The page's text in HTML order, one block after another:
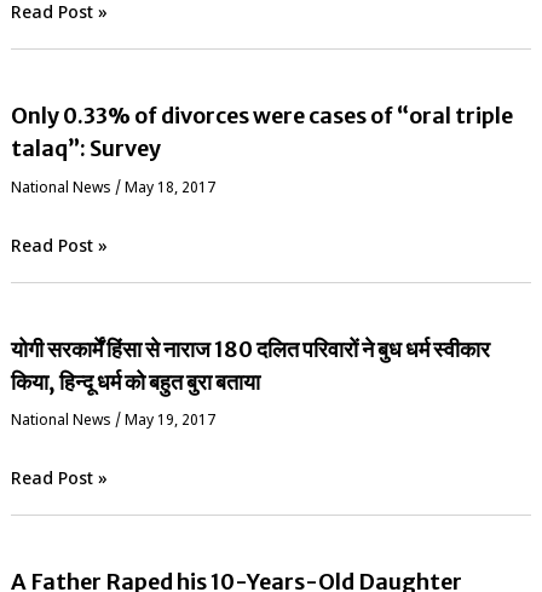
Read Post »
Only 0.33% of divorces were cases of “oral triple
talaq”: Survey
National News /May 18, 2017
Read Post »
योगी सरकार्में हिंसा से नाराज 180 दलित परिवारों ने बुध धर्म स्वीकार
किया, हिन्दू धर्म को बहुत बुरा बताया
National News / May 19, 2017
Read Post »
A Father Raped his 10-Years-Old Daughter